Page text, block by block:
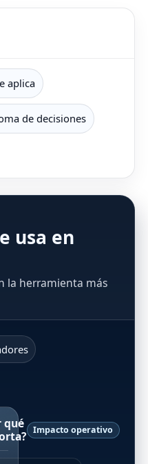
aplica
de decisiones
usa en
la herramienta más
qué
Impacto operativo